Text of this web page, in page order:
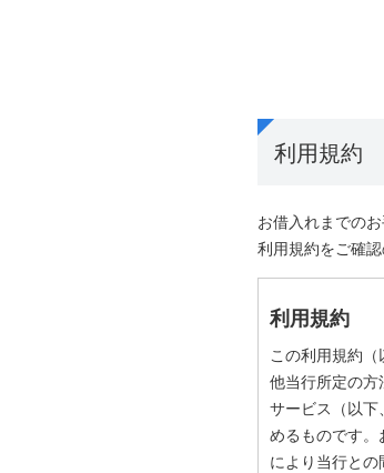
利用規約
お借入れまでの
利用規約をご確
利用規約
この利用規約
他当行所定の
サービス（以
めるものです
により当行と